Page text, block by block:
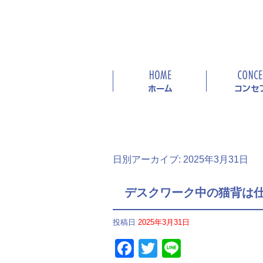
日別アーカイブ: 2025年3月31日
デスクワーク中の猫背は
投稿日 2025年3月31日
Facebook
Twitter